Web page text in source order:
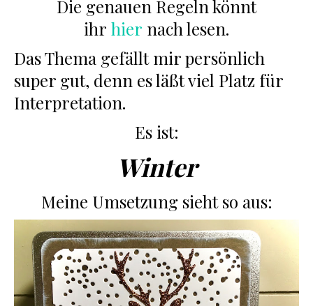
Die genauen Regeln könnt
ihr hier nach lesen.
Das Thema gefällt mir persönlich
super gut, denn es läßt viel Platz für
Interpretation.
Es ist:
Winter
Meine Umsetzung sieht so aus: